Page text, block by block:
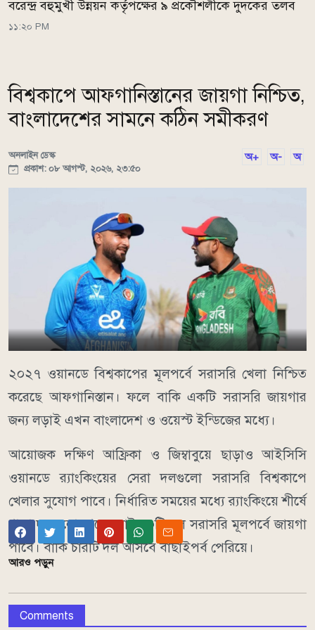
বরেন্দ্র বহুমুখী উন্নয়ন কর্তৃপক্ষের ৯ প্রকৌশলীকে দুদকের তলব
১১:২০ PM
বিশ্বকাপে আফগানিস্তানের জায়গা নিশ্চিত,
বাংলাদেশের সামনে কঠিন সমীকরণ
অনলাইন ডেস্ক
প্রকাশ: ০৮ আগস্ট, ২০২৬, ২৩:৫০
অ+ অ- অ
২০২৭ ওয়ানডে বিশ্বকাপের মূলপর্বে সরাসরি খেলা নিশ্চিত
করেছে আফগানিস্তান। ফলে বাকি একটি সরাসরি জায়গার
জন্য লড়াই এখন বাংলাদেশ ও ওয়েস্ট ইন্ডিজের মধ্যে।
আয়োজক দক্ষিণ আফ্রিকা ও জিম্বাবুয়ে ছাড়াও আইসিসি
ওয়ানডে র‌্যাংকিংয়ের সেরা দলগুলো সরাসরি বিশ্বকাপে
খেলার সুযোগ পাবে। নির্ধারিত সময়ের মধ্যে র‌্যাংকিংয়ে শীর্ষে
থাকা দলগুলো থেকে মোট ১০টি দল সরাসরি মূলপর্বে জায়গা
পাবে। বাকি চারটি দল আসবে বাছাইপর্ব পেরিয়ে।
আরও পড়ুন
Comments